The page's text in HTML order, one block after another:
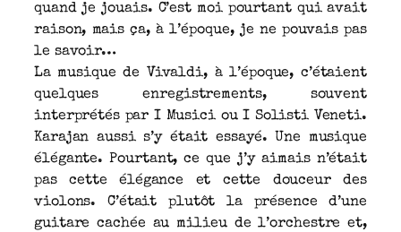
quand je jouais. C’est moi pourtant qui avait
raison, mais ça, à l’époque, je ne pouvais pas
le savoir…
La musique de Vivaldi, à l’époque, c’étaient
quelques enregistrements, souvent
interprétés par I Musici ou I Solisti Veneti.
Karajan aussi s’y était essayé. Une musique
élégante. Pourtant, ce que j’y aimais n’était
pas cette élégance et cette douceur des
violons. C’était plutôt la présence d’une
guitare cachée au milieu de l’orchestre et,